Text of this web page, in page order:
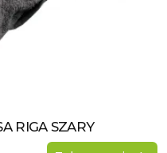
RIGA SZARY